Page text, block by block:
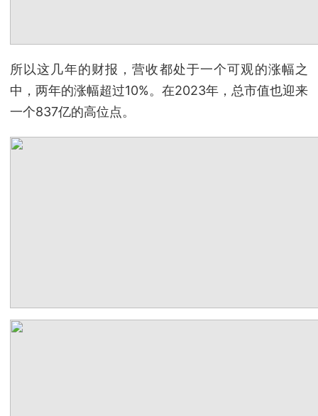
所以这几年的财报，营收都处于一个可观的涨幅之
中，两年的涨幅超过10%。在2023年，总市值也迎来
一个837亿的高位点。